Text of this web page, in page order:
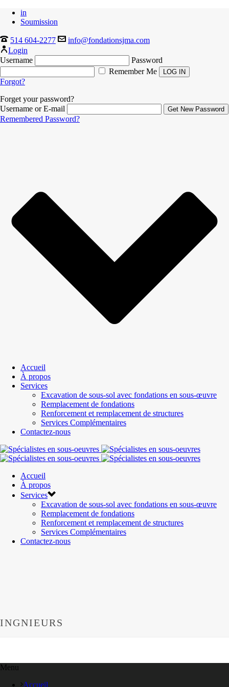
in
Soumission
514 604-2277
info@fondationsjma.com
Login
Username
Password
Remember Me
Forgot?
Forget your password?
Username or E-mail
Remembered Password?
Accueil
À propos
Services
Excavation de sous-sol avec fondations en sous-œuvre
Remplacement de fondations
Renforcement et remplacement de structures
Services Complémentaires
Contactez-nous
Accueil
À propos
Services
Excavation de sous-sol avec fondations en sous-œuvre
Remplacement de fondations
Renforcement et remplacement de structures
Services Complémentaires
Contactez-nous
INGNIEURS
Menu
Accueil